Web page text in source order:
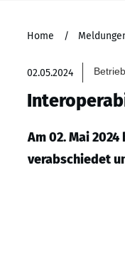
Home /
02.05.2024
Am 02. Mai
verabschiedet